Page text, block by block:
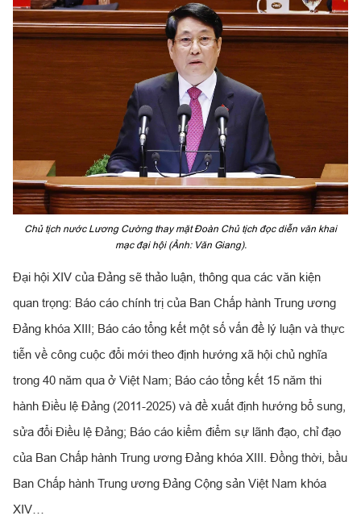
Chủ tịch nước Lương Cường thay mặt Đoàn Chủ tịch đọc diễn văn khai
mạc đại hội (Ảnh: Văn Giang).
Đại hội XIV của Đảng sẽ thảo luận, thông qua các văn kiện
quan trọng: Báo cáo chính trị của Ban Chấp hành Trung ương
Đảng khóa XIII; Báo cáo tổng kết một số vấn đề lý luận và thực
tiễn về công cuộc đổi mới theo định hướng xã hội chủ nghĩa
trong 40 năm qua ở Việt Nam; Báo cáo tổng kết 15 năm thi
hành Điều lệ Đảng (2011-2025) và đề xuất định hướng bổ sung,
sửa đổi Điều lệ Đảng; Báo cáo kiểm điểm sự lãnh đạo, chỉ đạo
của Ban Chấp hành Trung ương Đảng khóa XIII. Đồng thời, bầu
Ban Chấp hành Trung ương Đảng Cộng sản Việt Nam khóa
XIV…